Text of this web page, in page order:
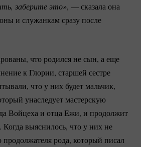
заберите это», — сказала она
и служанкам сразу после
что родился не сын, а еще
к Глории, старшей сестре
что у них будет мальчик,
унаследует мастерскую
Войцеха и отца Ежи, и продолжит
выяснилось, что у них не
продолжателя рода, который писал